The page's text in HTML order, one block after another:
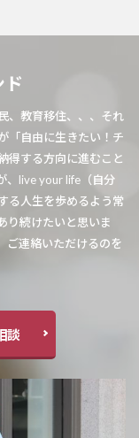
、教育移住、、、それ
「自由に生きたい！チ
得する方向に進むこと
、live your life（自分
る人生を歩めるよう常
り続けたいと思いま
ご連絡いただけるのを
談